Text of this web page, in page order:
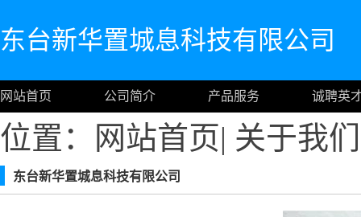
东台新华置城息科技有限公司
网站首页 公司简介 产品服务 诚聘英
位置： 网站首页| 关于我们
东台新华置城息科技有限公司